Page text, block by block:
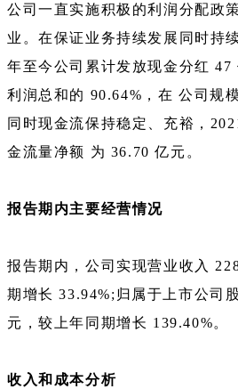
公司一直实施积极的利润分配政
业。在保证业务持续发展同时持
年至今公司累计发放现金分红 47
利润总和的 90.64%，在 公司规
同时现金流保持稳定、充裕，
金流量净额 为 36.70 亿元。
报告期内主要经营情况
报告期内，公司实现营业收入
期增长 33.94%;归属于上市公司
元，较上年同期增长 139.40%。
收入和成本分析